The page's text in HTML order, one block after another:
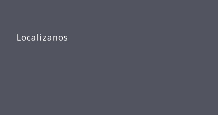
Localizanos